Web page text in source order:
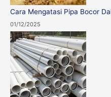
Cara Mengatasi Pipa Bocor
01/12/2025